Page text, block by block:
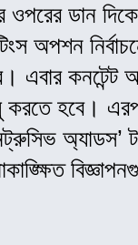
ওপরের ডান
অপশন
এবার কনটেন্ট
করতে হবে।
অ্যাডস’